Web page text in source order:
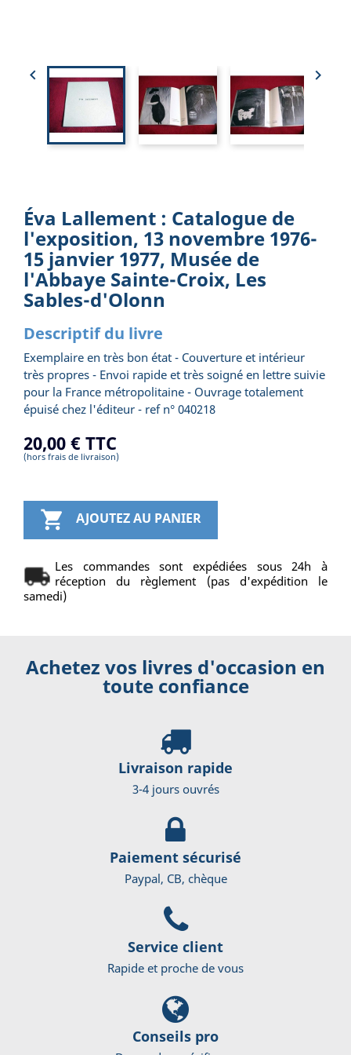
 
Éva Lallement : Catalogue de
l'exposition, 13 novembre 1976-
15 janvier 1977, Musée de
l'Abbaye Sainte-Croix, Les
Sables-d'Olonn
Descriptif du livre
Exemplaire en très bon état - Couverture et intérieur
très propres - Envoi rapide et très soigné en lettre suivie
pour la France métropolitaine - Ouvrage totalement
épuisé chez l'éditeur - ref n° 040218
20,00 € TTC
(hors frais de livraison)
 AJOUTEZ AU PANIER
Les commandes sont expédiées sous 24h à
réception du règlement (pas d'expédition le
samedi)
Achetez vos livres d'occasion en
toute confiance
Livraison rapide
3-4 jours ouvrés
Paiement sécurisé
Paypal, CB, chèque
Service client
Rapide et proche de vous
Conseils pro